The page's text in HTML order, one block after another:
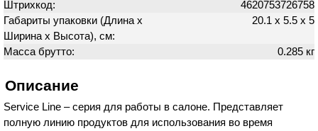
Штрихкод:
4620753726758
Габариты упаковки (Длина х
Ширина х Высота), см:
20.1 х 5.5 х 5
Масса брутто: 0.285 кг
Описание
Service Line – серия для работы в салоне. Представляет
полную линию продуктов для использования во время